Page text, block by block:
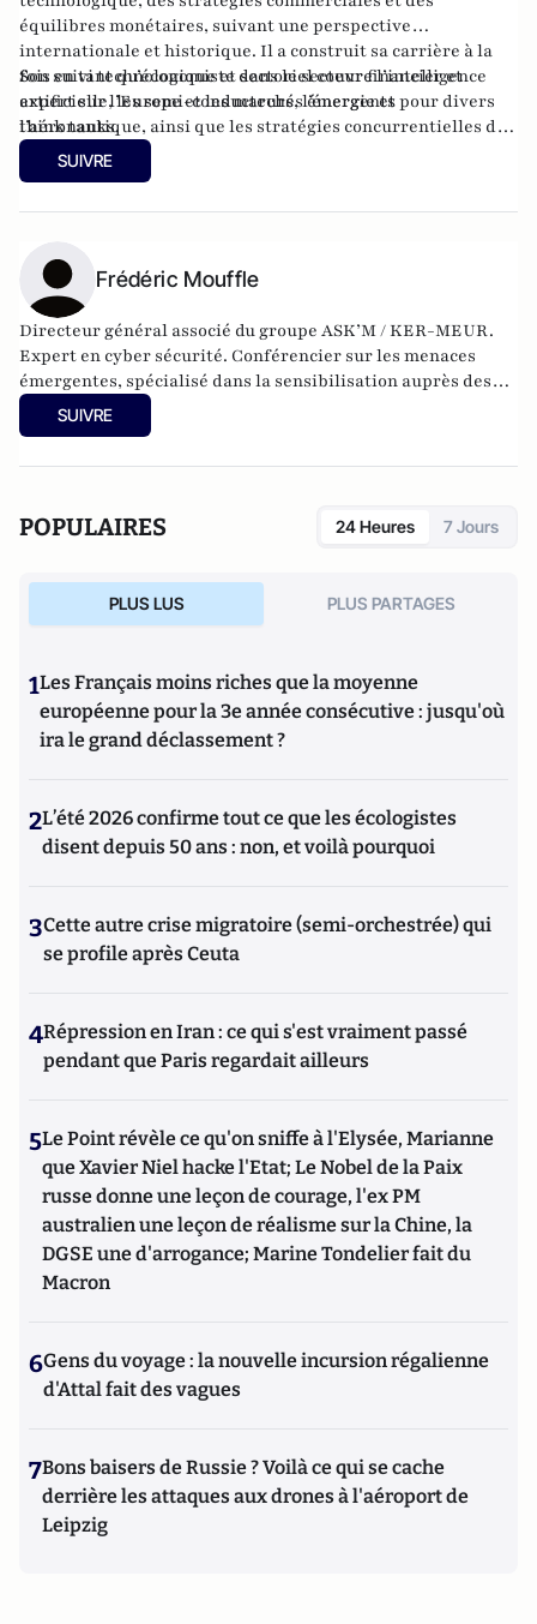
équilibres monétaires, suivant une perspective
internationale et historique. Il a construit sa carrière à la
fois en tant qu’économiste dans le secteur financier et
expert sur l’Europe et les marchés émergents pour divers
think tanks.
Son suivi technologique et sectoriel couvre l’intelligence
artificielle, les semi-conducteurs, l’énergie et
l’aéronautique, ainsi que les stratégies concurrentielles des
grandes puissances dans ces domaines. Ingénieur de l’ISAE-
Supaéro, il est également titulaire d’un master de l’École
SUIVRE
Frédéric Mouffle
Directeur général associé du groupe ASK’M / KER-MEUR.
Expert en cyber sécurité. Conférencier sur les menaces
émergentes, spécialisé dans la sensibilisation auprès des
entreprises. Retrouvez le site de Frédéric Mouffle :
https://www.kermeur.com/
SUIVRE
POPULAIRES 24 Heures 7 Jours
PLUS LUS PLUS PARTAGES
1Les Français moins riches que la moyenne
européenne pour la 3e année consécutive : jusqu'où
ira le grand déclassement ?
2L’été 2026 confirme tout ce que les écologistes
disent depuis 50 ans : non, et voilà pourquoi
3Cette autre crise migratoire (semi-orchestrée) qui
se profile après Ceuta
4Répression en Iran : ce qui s'est vraiment passé
pendant que Paris regardait ailleurs
5Le Point révèle ce qu'on sniffe à l'Elysée, Marianne
que Xavier Niel hacke l'Etat; Le Nobel de la Paix
russe donne une leçon de courage, l'ex PM
australien une leçon de réalisme sur la Chine, la
DGSE une d'arrogance; Marine Tondelier fait du
Macron
6Gens du voyage : la nouvelle incursion régalienne
d'Attal fait des vagues
7Bons baisers de Russie ? Voilà ce qui se cache
derrière les attaques aux drones à l'aéroport de
Leipzig